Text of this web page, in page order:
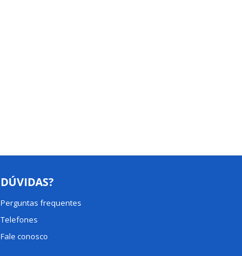
DÚVIDAS?
Perguntas frequentes
Telefones
Fale conosco